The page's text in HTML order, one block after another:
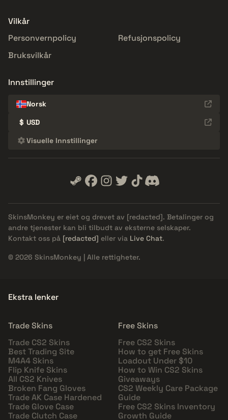
Vilkår
Personvernpolicy
Refusjonspolicy
Bruksvilkår
Innstillinger
Norsk
$ USD
Visuelle Innstillinger
SkinsMonkey er eiet og drevet av [redacted]. Betalinger og
andre tjenester kan bli tilbudt av eksterne selskaper.
Kontakt oss på [redacted] eller via Live Chat.
© 2026 SkinsMonkey | Alle rettigheter.
Ekstra lenker
Trade Skins
Trade CS2 Skins
Best Trading Site
M4A4 Skins
Flip Knife Skins
All CS2 Knives
Broken Fang Gloves
Trade AK Case Hardened
Trade Glove Case
Trade Clutch Case
Free Skins
Free CS2 Skins
How to get Free Skins
Loadout Under $10
How to Win CS2 Skins
Giveaways
CS2 Weekly Care Package
Guide
Free CS2 Skins Inventory
Growth Guide